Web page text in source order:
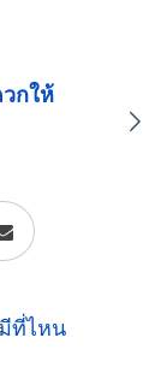
กให้
ที่ไหน